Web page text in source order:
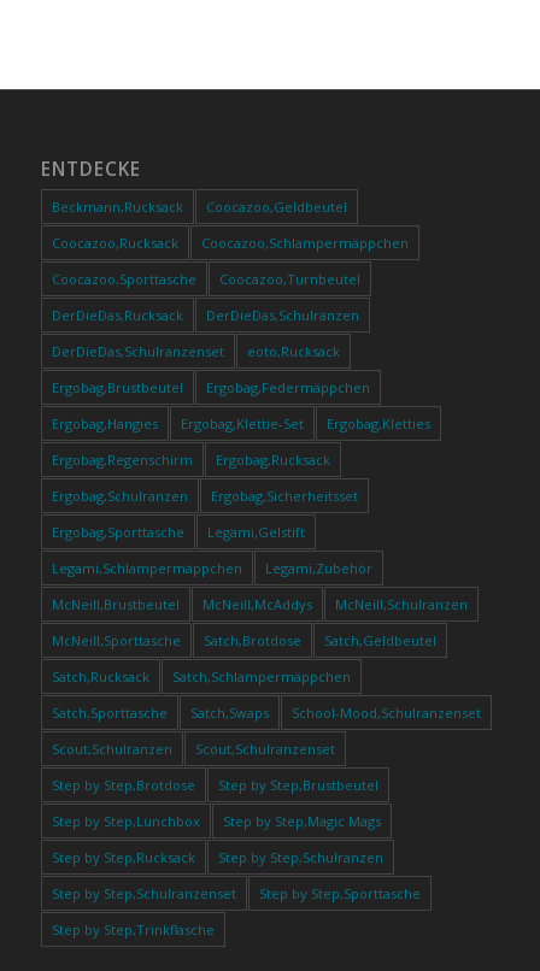
ENTDECKE
Beckmann,Rucksack
Coocazoo,Geldbeutel
Coocazoo,Rucksack
Coocazoo,Schlampermäppchen
Coocazoo,Sporttasche
Coocazoo,Turnbeutel
DerDieDas,Rucksack
DerDieDas,Schulranzen
DerDieDas,Schulranzenset
eoto,Rucksack
Ergobag,Brustbeutel
Ergobag,Federmäppchen
Ergobag,Hangies
Ergobag,Klettie-Set
Ergobag,Kletties
Ergobag,Regenschirm
Ergobag,Rucksack
Ergobag,Schulranzen
Ergobag,Sicherheitsset
Ergobag,Sporttasche
Legami,Gelstift
Legami,Schlampermäppchen
Legami,Zubehör
McNeill,Brustbeutel
McNeill,McAddys
McNeill,Schulranzen
McNeill,Sporttasche
Satch,Brotdose
Satch,Geldbeutel
Satch,Rucksack
Satch,Schlampermäppchen
Satch,Sporttasche
Satch,Swaps
School-Mood,Schulranzenset
Scout,Schulranzen
Scout,Schulranzenset
Step by Step,Brotdose
Step by Step,Brustbeutel
Step by Step,Lunchbox
Step by Step,Magic Mags
Step by Step,Rucksack
Step by Step,Schulranzen
Step by Step,Schulranzenset
Step by Step,Sporttasche
Step by Step,Trinkflasche